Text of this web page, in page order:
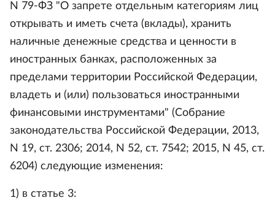
N 79-ФЗ "О запрете отдельным категориям лиц
открывать и иметь счета (вклады), хранить
наличные денежные средства и ценности в
иностранных банках, расположенных за
пределами территории Российской Федерации,
владеть и (или) пользоваться иностранными
финансовыми инструментами" (Собрание
законодательства Российской Федерации, 2013,
N 19, ст. 2306; 2014, N 52, ст. 7542; 2015, N 45, ст.
6204) следующие изменения:
1) в статье 3: